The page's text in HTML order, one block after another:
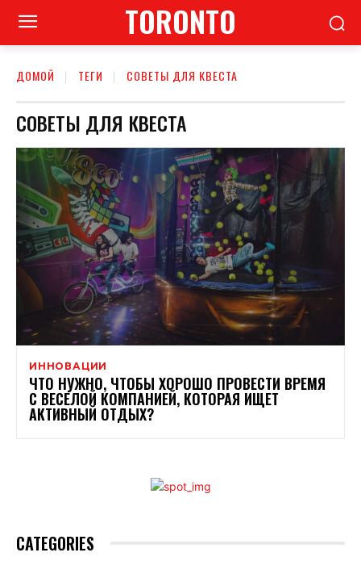
TORONTO
ДОМОЙ ТЕГИ СОВЕТЫ ДЛЯ КВЕСТА
СОВЕТЫ ДЛЯ КВЕСТА
ИННОВАЦИИ
ЧТО НУЖНО, ЧТОБЫ ХОРОШО ПРОВЕСТИ ВРЕМЯ
С ВЕСЕЛОЙ КОМПАНИЕЙ, КОТОРАЯ ИЩЕТ
АКТИВНЫЙ ОТДЫХ?
CATEGORIES